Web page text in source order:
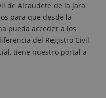
de Alcaudete de la Jara
para que desde la
pueda acceder a los
del Registro Civil,
tiene nuestro portal a